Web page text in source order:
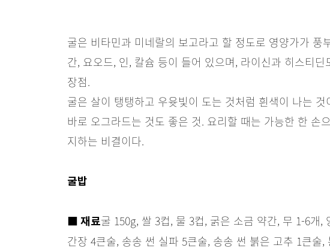
굴은 비타민과 미네랄의 보고라고 할 정도로 영양가가 풍
간, 요오드, 인, 칼슘 등이 들어 있으며, 라이신과 히스티
장점.
굴은 살이 탱탱하고 우윳빛이 도는 것처럼 흰색이 나는
바로 오그라드는 것도 좋은 것. 요리할 때는 가능한 한 손
지하는 비결이다.
굴밥
■ 재료굴 150g, 쌀 3컵, 물 3컵, 굵은 소금 약간, 무 1-6개,
간장 4큰술, 송송 썬 실파 5큰술, 송송 썬 붉은 고추 1큰술,